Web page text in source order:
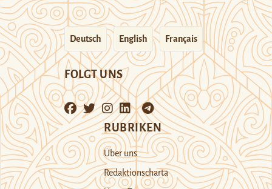
Deutsch English Français
FOLGT UNS
RUBRIKEN
Über uns
Redaktionscharta